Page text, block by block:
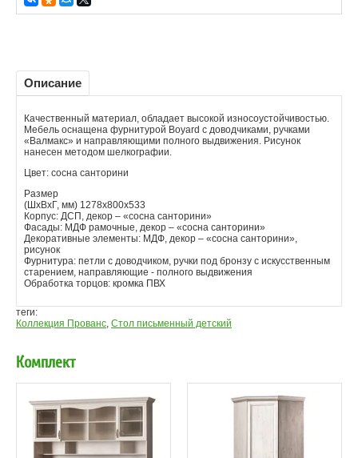
Описание
Качественный материал, обладает высокой износоустойчивостью.
Мебель оснащена фурнитурой Boyard с доводчиками, ручками
«Валмакс» и направляющими полного выдвижения. Рисунок
нанесен методом шелкографии.
Цвет: сосна санторини
Размер
(ШхВхГ, мм) 1278х800х533
Корпус: ДСП, декор – «сосна санторини»
Фасады: МДФ рамочные, декор – «сосна санторини»
Декоративные элементы: МДФ, декор – «сосна санторини»,
рисунок
Фурнитура: петли с доводчиком, ручки под бронзу с искусственным
старением, направляющие - полного выдвижения
Обработка торцов: кромка ПВХ
теги:
Коллекция Прованс, Стол письменный детский
Комплект